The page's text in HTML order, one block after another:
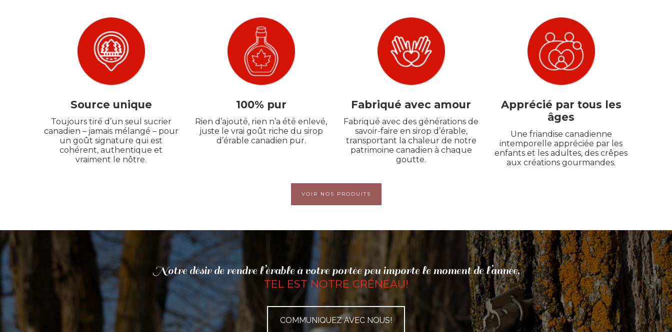
Source unique
Toujours tiré d’un seul sucrier
canadien – jamais mélangé – pour
un goût signature qui est
cohérent, authentique et
vraiment le nôtre.
100% pur
Rien d’ajouté, rien n’a été enlevé,
juste le vrai goût riche du sirop
d’érable canadien pur.
Fabriqué avec amour
Fabriqué avec des générations de
savoir-faire en sirop d’érable,
transportant la chaleur de notre
patrimoine canadien à chaque
goutte.
Apprécié par tous les
âges
Une friandise canadienne
intemporelle appréciée par les
enfants et les adultes, des crêpes
aux créations gourmandes.
VOIR NOS PRODUITS
Notre désir de rendre l’érable à votre portée peu importe le moment de l’année,
TEL EST NOTRE CRÉNEAU!
COMMUNIQUEZ AVEC NOUS!